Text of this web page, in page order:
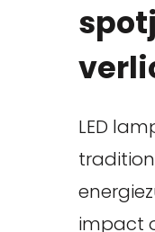
LED
impact